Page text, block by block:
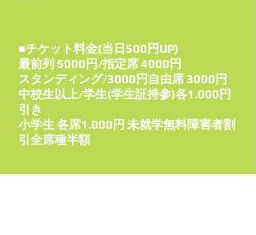
■チケット料金(当日500円UP)
最前列 5000円/指定席 4000円
スタンディング/3000円自由席 3000円
中校生以上/学生(学生証持参)各1.000円
引き
小学生 各席1.000円 未就学無料障害者割
引全席種半額